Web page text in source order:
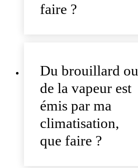
faire ?
Du brouillard ou
de la vapeur est
émis par ma
climatisation,
que faire ?